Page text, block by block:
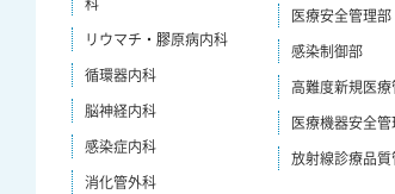
リウマチ・膠原病内科
循環器内科
脳神経内科
感染症内科
消化管外科
医療安全管理部
感染制御部
高難度新規医
医療機器安全
放射線診療品